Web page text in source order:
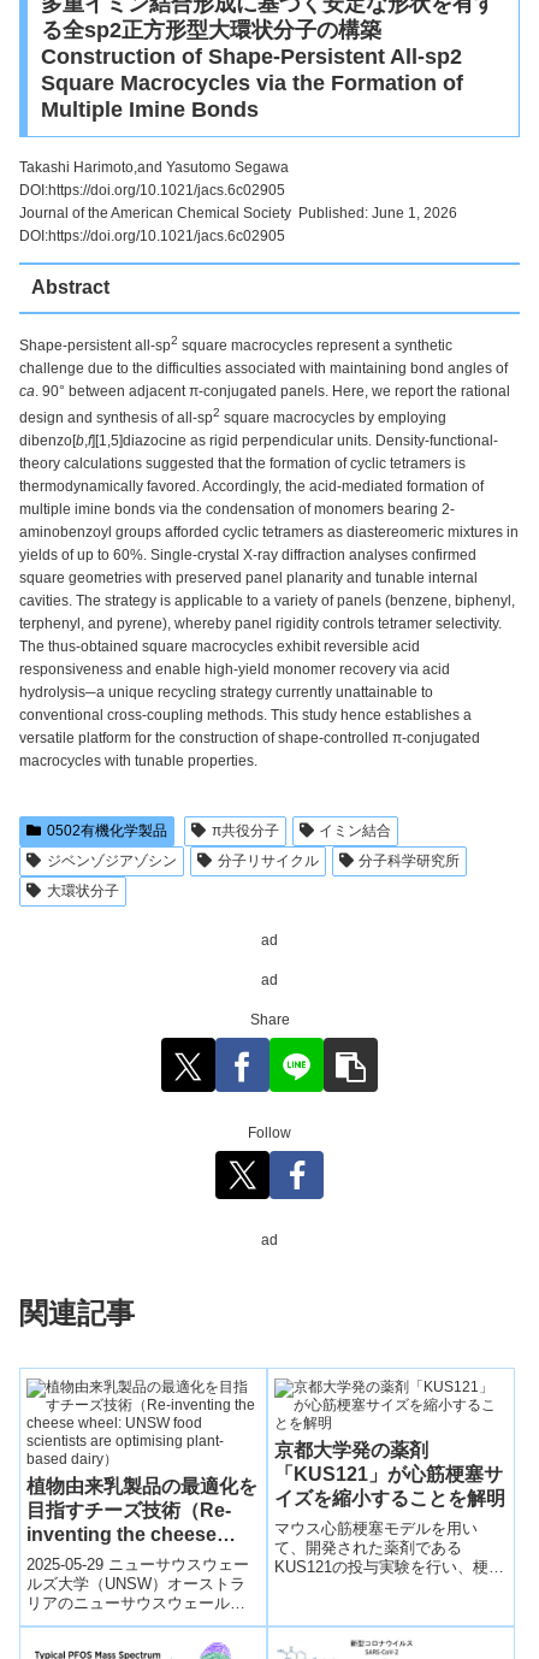
る全sp2正方形型大環状分子の構築
Construction of Shape-Persistent All-sp2
Square Macrocycles via the Formation of
Multiple Imine Bonds
Takashi Harimoto,and Yasutomo Segawa
DOI:https://doi.org/10.1021/jacs.6c02905
Journal of the American Chemical Society Published: June 1, 2026
DOI:https://doi.org/10.1021/jacs.6c02905
Abstract
Shape-persistent all-sp2 square macrocycles represent a synthetic
challenge due to the difficulties associated with maintaining bond angles of
ca. 90° between adjacent π-conjugated panels. Here, we report the rational
design and synthesis of all-sp2 square macrocycles by employing
dibenzo[b,f][1,5]diazocine as rigid perpendicular units. Density-functional-
theory calculations suggested that the formation of cyclic tetramers is
thermodynamically favored. Accordingly, the acid-mediated formation of
multiple imine bonds via the condensation of monomers bearing 2-
aminobenzoyl groups afforded cyclic tetramers as diastereomeric mixtures in
yields of up to 60%. Single-crystal X-ray diffraction analyses confirmed
square geometries with preserved panel planarity and tunable internal
cavities. The strategy is applicable to a variety of panels (benzene, biphenyl,
terphenyl, and pyrene), whereby panel rigidity controls tetramer selectivity.
The thus-obtained square macrocycles exhibit reversible acid
responsiveness and enable high-yield monomer recovery via acid
hydrolysis─a unique recycling strategy currently unattainable to
conventional cross-coupling methods. This study hence establishes a
versatile platform for the construction of shape-controlled π-conjugated
macrocycles with tunable properties.
0502有機化学製品 π共役分子
イミン結合
ジベンゾジアゾシン
分子リサイクル
分子科学研究所
大環状分子
ad
ad
Share
Follow
ad
関連記事
植物由来乳製品の最適化を
目指すチーズ技術（Re-
inventing the cheese
wheel: UNSW food
scientists are optimising
plant-based dairy）
2025-05-29 ニューサウスウェー
ルズ大学（UNSW）オーストラ
リアのニューサウスウェールズ
大学（UNSW）の化学工学チー
ムは、植物由来のチーズの質感
京都大学発の薬剤
「KUS121」が心筋梗塞サ
イズを縮小することを解明
マウス心筋梗塞モデルを用い
て、開発された薬剤である
KUS121の投与実験を行い、梗塞